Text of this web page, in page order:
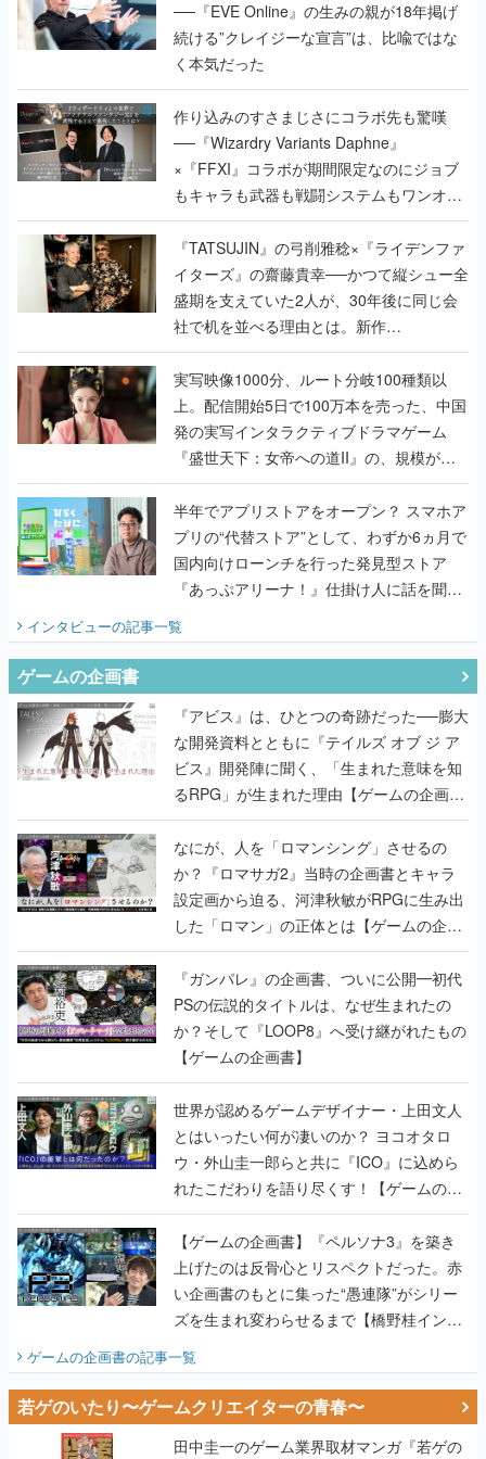
──『EVE Online』の生みの親が18年掲げ
続ける”クレイジーな宣言”は、比喩ではな
く本気だった
作り込みのすさまじさにコラボ先も驚嘆
──『Wizardry Variants Daphne』
×『FFXI』コラボが期間限定なのにジョブ
もキャラも武器も戦闘システムもワンオフ
で作り込まれた理由を両ディレクターに聞
く
『TATSUJIN』の弓削雅稔×『ライデンファ
イターズ』の齋藤貴幸──かつて縦シュー全
盛期を支えていた2人が、30年後に同じ会
社で机を並べる理由とは。新作
『TATSUJIN EXTREME』で初タッグを組
んだレジェンド2人に訊く開発秘話
実写映像1000分、ルート分岐100種類以
上。配信開始5日で100万本を売った、中国
発の実写インタラクティブドラマゲーム
『盛世天下：女帝への道II』の、規模が違
うこだわりをプロデューサーに聞いた
半年でアプリストアをオープン？ スマホア
プリの“代替ストア”として、わずか6ヵ月で
国内向けローンチを行った発見型ストア
『あっぷアリーナ！』仕掛け人に話を聞い
インタビューの記事一覧
ゲームの企画書
『アビス』は、ひとつの奇跡だった──膨大
な開発資料とともに『テイルズ オブ ジ ア
ビス』開発陣に聞く、「生まれた意味を知
るRPG」が生まれた理由【ゲームの企画
書】
なにが、人を「ロマンシング」させるの
か？『ロマサガ2』当時の企画書とキャラ
設定画から迫る、河津秋敏がRPGに生み出
した「ロマン」の正体とは【ゲームの企画
書】
『ガンパレ』の企画書、ついに公開━初代
PSの伝説的タイトルは、なぜ生まれたの
か？そして『LOOP8』へ受け継がれたもの
【ゲームの企画書】
世界が認めるゲームデザイナー・上田文人
とはいったい何が凄いのか？ ヨコオタロ
ウ・外山圭一郎らと共に『ICO』に込めら
れたこだわりを語り尽くす！【ゲームの企
画書】
【ゲームの企画書】『ペルソナ3』を築き
上げたのは反骨心とリスペクトだった。赤
い企画書のもとに集った“愚連隊”がシリー
ズを生まれ変わらせるまで【橋野桂インタ
ゲームの企画書の記事一覧
若ゲのいたり〜ゲームクリエイターの青春〜
田中圭一のゲーム業界取材マンガ『若ゲの